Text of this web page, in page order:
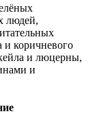
людей,
и коричневого
и люцерны,
и